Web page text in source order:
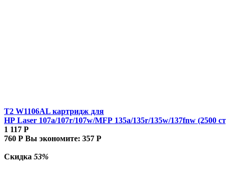
T2 W1106AL картридж для
HP Laser 107a/107r/107w/MFP 135a/135r/135w/137fnw (2500
1 117 Р
760 Р Вы экономите: 357 Р
Скидка 53%